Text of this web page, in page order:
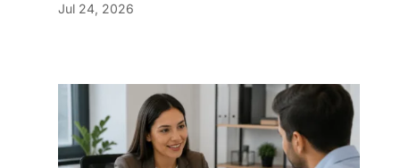
Jul 24, 2026